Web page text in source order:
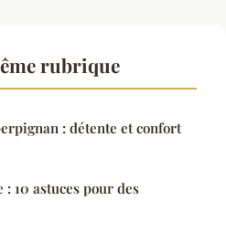
rubrique
: détente et confort
10 astuces pour des